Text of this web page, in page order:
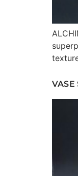
VASE